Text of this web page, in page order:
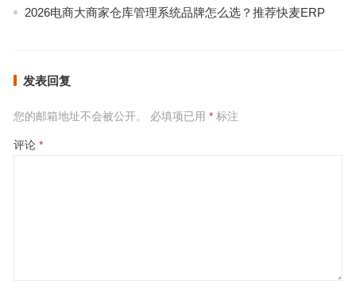
2026电商大商家仓库管理系统品牌怎么选？推荐快麦ERP
发表回复
您的邮箱地址不会被公开。 必填项已用 *标注
评论 *